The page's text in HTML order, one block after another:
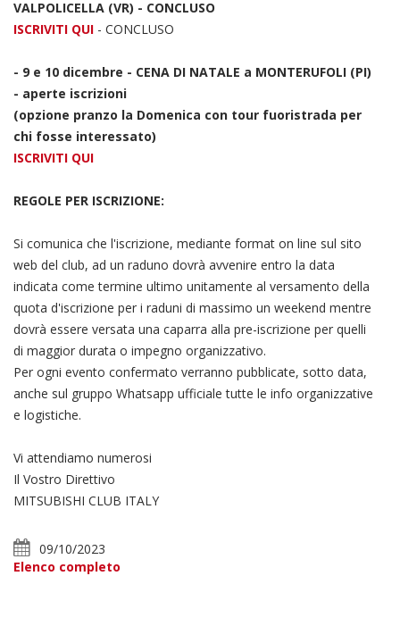
VALPOLICELLA (VR) - CONCLUSO
ISCRIVITI QUI - CONCLUSO
- 9 e 10 dicembre - CENA DI NATALE a MONTERUFOLI (PI)
- aperte iscrizioni
(opzione pranzo la Domenica con tour fuoristrada per
chi fosse interessato)
ISCRIVITI QUI
REGOLE PER ISCRIZIONE:
Si comunica che l'iscrizione, mediante format on line sul sito
web del club, ad un raduno dovrà avvenire entro la data
indicata come termine ultimo unitamente al versamento della
quota d'iscrizione per i raduni di massimo un weekend mentre
dovrà essere versata una caparra alla pre-iscrizione per quelli
di maggior durata o impegno organizzativo.
Per ogni evento confermato verranno pubblicate, sotto data,
anche sul gruppo Whatsapp ufficiale tutte le info organizzative
e logistiche.
Vi attendiamo numerosi
Il Vostro Direttivo
MITSUBISHI CLUB ITALY
09/10/2023
Elenco completo